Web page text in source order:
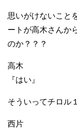
思いがけないこと
ートが高木さんか
のか？？？
高木
『はい』
そういってチロル
西片